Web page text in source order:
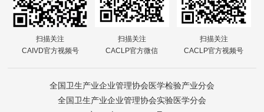
扫描关注
CAIVD官方视频号
扫描关注
CACLP官方微信
扫描关注
CACLP官方视频号
全国卫生产业企业管理协会医学检验产业分会
全国卫生产业企业管理协会实验医学分会